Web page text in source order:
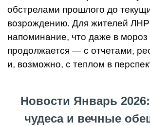
обстрелами прошлого до
возрождению. Для жителей ЛНР
напоминание, что даже в мороз
продолжается — с отчетами,
и, возможно, с теплом в
Новости Январь
чудеса и вечные